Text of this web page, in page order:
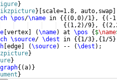
}
} scale=1.8, auto,swap
\pos/\name in {{(0,0) /1} , {( -
{( 1,2) /9} , {(
vertex (\name) at \pos { $\name
\source/ \dest in {{ 1/3} , { 1/5}
edge (\source) -- (\dest ) ;
}
}
{(a)}
}